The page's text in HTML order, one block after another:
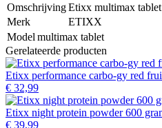
OmschrijvingEtixx multimax
Merk
ETIXX
Model multimax tablet
Gerelateerde producten
Etixx performance carbo-gy red
€ 32,99
Etixx night protein powder 600
€ 39,99